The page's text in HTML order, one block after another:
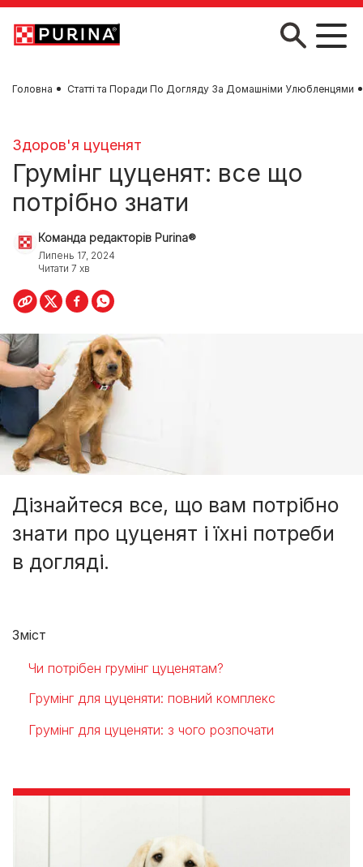
Skip to main content
Головна Статті та Поради По Догляду За Домашніми Улюбленцями
Здоров'я цуценят
Грумінг цуценят: все що
потрібно знати
Команда редакторів Purina®
Липень 17, 2024
Читати 7 хв
Дізнайтеся все, що вам потрібно
знати про цуценят і їхні потреби
в догляді.
Зміст
Чи потрібен грумінг цуценятам?
Грумінг для цуценяти: повний комплекс
Грумінг для цуценяти: з чого розпочати